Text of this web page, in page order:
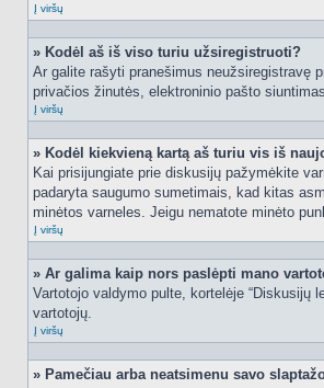
Į viršų
» Kodėl aš iš viso turiu užsiregistruoti?
Ar galite rašyti pranešimus neužsiregistravę
privačios žinutės, elektroninio pašto
Į viršų
» Kodėl kiekvieną kartą aš turiu vis iš
Kai prisijungiate prie diskusijų pažymėkite
padaryta saugumo sumetimais, kad kitas
minėtos varneles. Jeigu nematote minėto
Į viršų
» Ar galima kaip nors paslėpti mano
Vartotojo valdymo pulte, kortelėje “Diskusijų
vartotojų.
Į viršų
» Pamečiau arba neatsimenu savo